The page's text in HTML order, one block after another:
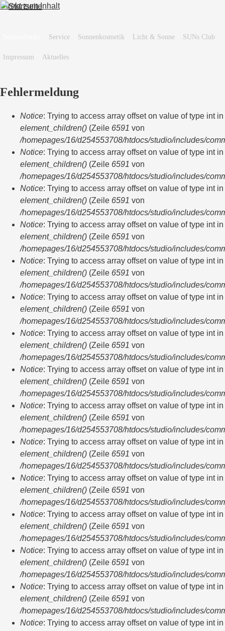
Direkt zum Inhalt
Service Sonnenkosmetik Licht & Sonne SUNs Club
Impressum Aktuelles
Fehlermeldung
Notice: Trying to access array offset on value of type int in
element_children() (Zeile 6591 von
/homepages/16/d254553708/htdocs/studio/includes/
Notice: Trying to access array offset on value of type int in
element_children() (Zeile 6591 von
/homepages/16/d254553708/htdocs/studio/includes/
Notice: Trying to access array offset on value of type int in
element_children() (Zeile 6591 von
/homepages/16/d254553708/htdocs/studio/includes/
Notice: Trying to access array offset on value of type int in
element_children() (Zeile 6591 von
/homepages/16/d254553708/htdocs/studio/includes/
Notice: Trying to access array offset on value of type int in
element_children() (Zeile 6591 von
/homepages/16/d254553708/htdocs/studio/includes/
Notice: Trying to access array offset on value of type int in
element_children() (Zeile 6591 von
/homepages/16/d254553708/htdocs/studio/includes/
Notice: Trying to access array offset on value of type int in
element_children() (Zeile 6591 von
/homepages/16/d254553708/htdocs/studio/includes/
Notice: Trying to access array offset on value of type int in
element_children() (Zeile 6591 von
/homepages/16/d254553708/htdocs/studio/includes/
Notice: Trying to access array offset on value of type int in
element_children() (Zeile 6591 von
/homepages/16/d254553708/htdocs/studio/includes/
Notice: Trying to access array offset on value of type int in
element_children() (Zeile 6591 von
/homepages/16/d254553708/htdocs/studio/includes/
Notice: Trying to access array offset on value of type int in
element_children() (Zeile 6591 von
/homepages/16/d254553708/htdocs/studio/includes/
Notice: Trying to access array offset on value of type int in
element_children() (Zeile 6591 von
/homepages/16/d254553708/htdocs/studio/includes/
Notice: Trying to access array offset on value of type int in
element_children() (Zeile 6591 von
/homepages/16/d254553708/htdocs/studio/includes/
Notice: Trying to access array offset on value of type int in
element_children() (Zeile 6591 von
/homepages/16/d254553708/htdocs/studio/includes/
Notice: Trying to access array offset on value of type int in